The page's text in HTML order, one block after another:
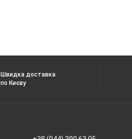
Швидка доставка
по Києву